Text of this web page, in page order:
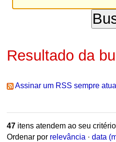
Resultado da
Assinar um RSS sempre
47itens atendem ao seu
Ordenar por relevância · data